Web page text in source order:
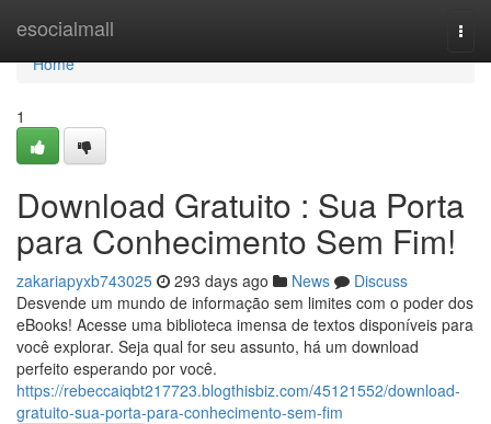
esocialmall
Home
Home
1
Download Gratuito : Sua Porta
para Conhecimento Sem Fim!
zakariapyxb743025 293 days ago News
Discuss
Desvende um mundo de informação sem limites com o poder dos
eBooks! Acesse uma biblioteca imensa de textos disponíveis para
você explorar. Seja qual for seu assunto, há um download
perfeito esperando por você.
https://rebeccaiqbt217723.blogthisbiz.com/45121552/download-
gratuito-sua-porta-para-conhecimento-sem-fim